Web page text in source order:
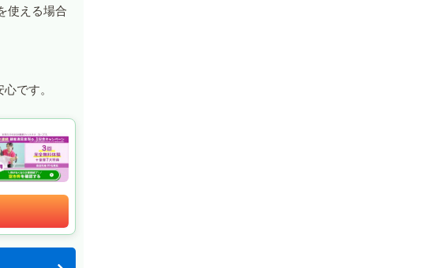
使える場合
です。